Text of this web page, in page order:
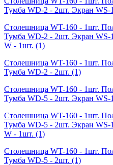
Тумба WD-2 - 2шт. Экран WS-
Столешница WT-160 - 1шт.
Тумба WD-2 - 2шт. Экран
W - 1шт. (1)
Столешница WT-160 - 1шт.
Тумба WD-2 - 2шт. (1)
Столешница WT-160 - 1шт.
Тумба WD-5 - 2шт. Экран WS-
Столешница WT-160 - 1шт.
Тумба WD-5 - 2шт. Экран
W - 1шт. (1)
Столешница WT-160 - 1шт.
Тумба WD-5 - 2шт. (1)